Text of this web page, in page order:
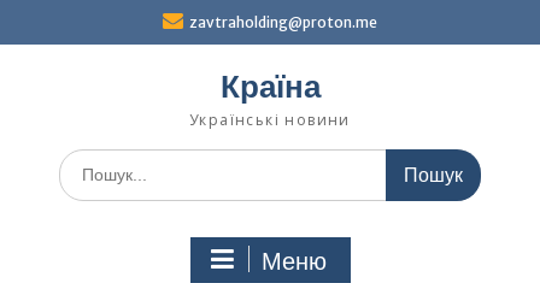
zavtraholding@proton.me
Країна
Українські новини
Шукати:
Меню